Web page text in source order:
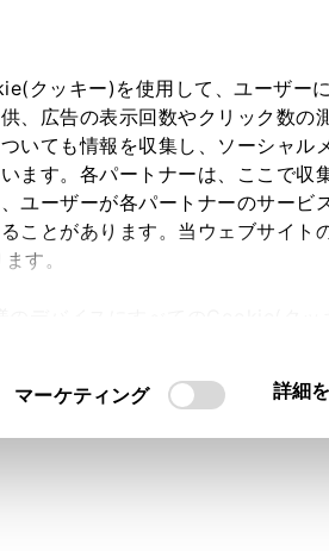
クッキー)を使用して、ユーザー
、広告の表示回数やクリック数の
いても情報を収集し、ソーシャル
ます。各パートナーは、ここで収
ユーザーが各パートナーのサービ
ことがあります。当ウェブサイト
す。
マーケティング 詳細
のご確認
ログインして自動入力